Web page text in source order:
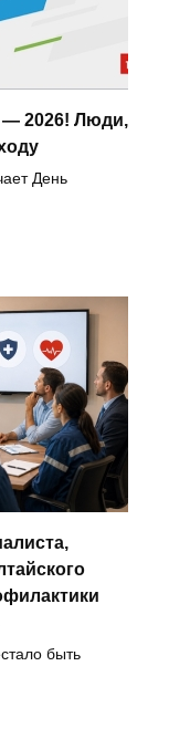
— 2026! Люди,
День
быть